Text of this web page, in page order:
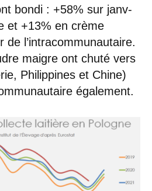
bondi : +58% sur janv-
et +13% en crème
de l’intracommunautaire.
maigre ont chuté vers
Philippines et Chine)
également.